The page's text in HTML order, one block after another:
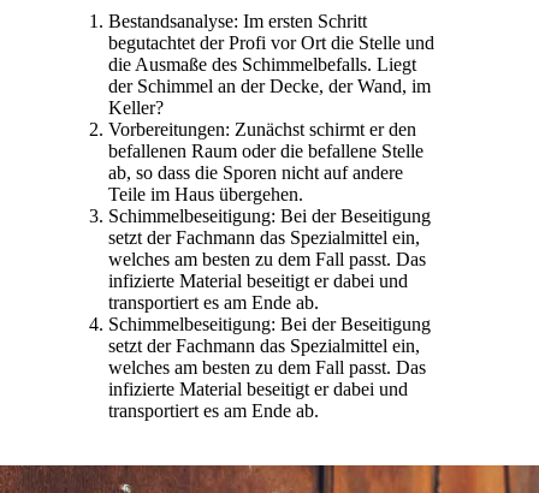
Bestandsanalyse: Im ersten Schritt
begutachtet der Profi vor Ort die Stelle und
die Ausmaße des Schimmelbefalls. Liegt
der Schimmel an der Decke, der Wand, im
Keller?
Vorbereitungen: Zunächst schirmt er den
befallenen Raum oder die befallene Stelle
ab, so dass die Sporen nicht auf andere
Teile im Haus übergehen.
Schimmelbeseitigung: Bei der Beseitigung
setzt der Fachmann das Spezialmittel ein,
welches am besten zu dem Fall passt. Das
infizierte Material beseitigt er dabei und
transportiert es am Ende ab.
Schimmelbeseitigung: Bei der Beseitigung
setzt der Fachmann das Spezialmittel ein,
welches am besten zu dem Fall passt. Das
infizierte Material beseitigt er dabei und
transportiert es am Ende ab.